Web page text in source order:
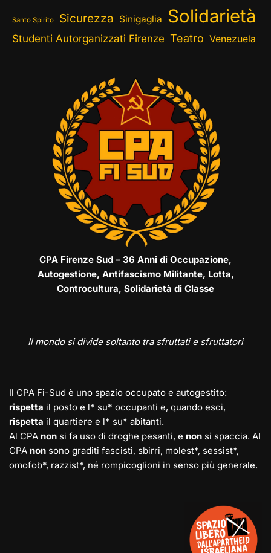
Santo Spirito Sicurezza Sinigaglia Solidarietà
Studenti Autorganizzati Firenze Teatro Venezuela
CPA Firenze Sud – 36 Anni di Occupazione,
Autogestione, Antifascismo Militante, Lotta,
Controcultura, Solidarietà di Classe
Il mondo si divide soltanto tra sfruttati e sfruttatori
Il CPA Fi-Sud è uno spazio occupato e autogestito:
rispetta il posto e l* su* occupanti e, quando esci,
rispetta il quartiere e l* su* abitanti.
Al CPA non si fa uso di droghe pesanti, e non si spaccia. Al
CPA non sono graditi fascisti, sbirri, molest*, sessist*,
omofob*, razzist*, né rompicoglioni in senso più generale.